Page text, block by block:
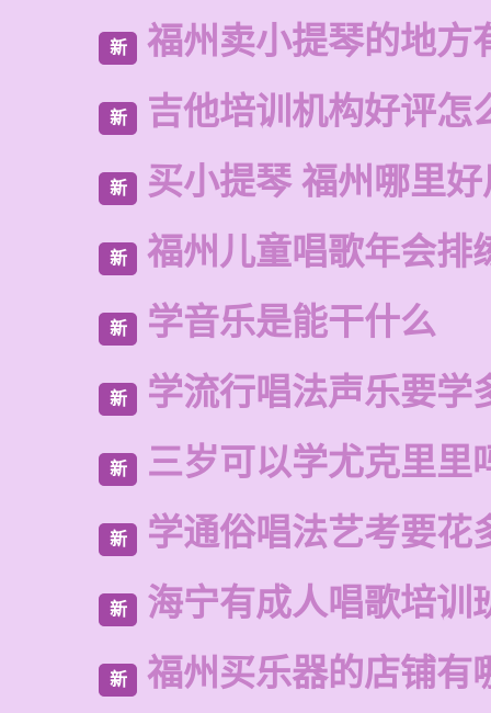
新 福州卖小提琴的地方
新 吉他培训机构好评怎
新 买小提琴 福州哪里
新 福州儿童唱歌年会排
新 学音乐是能干什么
新 学流行唱法声乐要学
新 三岁可以学尤克里里
新 学通俗唱法艺考要花
新 海宁有成人唱歌培训
新 福州买乐器的店铺有